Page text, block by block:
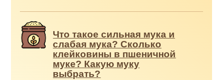
Что такое сильная мука и
слабая мука? Сколько
клейковины в пшеничной
муке? Какую муку
выбрать?